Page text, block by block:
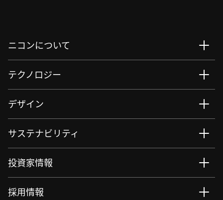
ニコンについて
テクノロジー
デザイン
サステナビリティ
投資家情報
採用情報